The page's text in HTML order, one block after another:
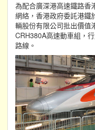
為配合廣深港高速鐵路香
網絡，香港政府委託港鐵
輛股份有限公司批出價值
CRH380A高速動車組，
路線。